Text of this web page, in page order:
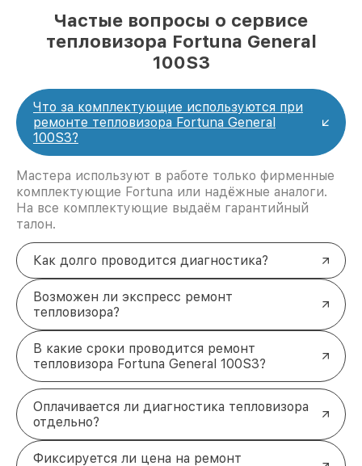
Частые вопросы о сервисе
тепловизора Fortuna General
100S3
Что за комплектующие используются при
ремонте тепловизора Fortuna General
100S3?
Мастера используют в работе только фирменные
комплектующие Fortuna или надёжные аналоги.
На все комплектующие выдаём гарантийный
талон.
Как долго проводится диагностика?
Возможен ли экспресс ремонт
тепловизора?
В какие сроки проводится ремонт
тепловизора Fortuna General 100S3?
Оплачивается ли диагностика тепловизора
отдельно?
Фиксируется ли цена на ремонт